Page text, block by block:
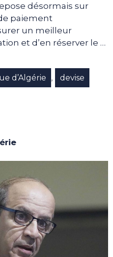
désormais sur
paiement
un meilleur
et d’en réserver le …
d’Algérie , devise